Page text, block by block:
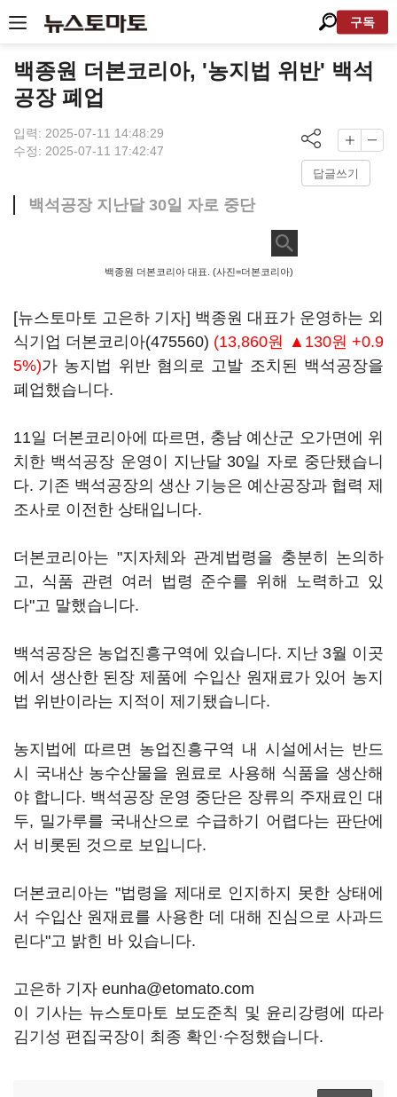
구독
백종원 더본코리아, '농지법 위반' 백석
공장 폐업
입력: 2025-07-11 14:48:29
수정: 2025-07-11 17:42:47
답글쓰기
백석공장 지난달 30일 자로 중단
백종원 더본코리아 대표. (사진=더본코리아)
[뉴스토마토 고은하 기자] 백종원 대표가 운영하는 외
식기업 더본코리아(475560) (13,860원 ▲130원 +0.9
5%)가 농지법 위반 혐의로 고발 조치된 백석공장을
폐업했습니다.
11일 더본코리아에 따르면, 충남 예산군 오가면에 위
치한 백석공장 운영이 지난달 30일 자로 중단됐습니
다. 기존 백석공장의 생산 기능은 예산공장과 협력 제
조사로 이전한 상태입니다.
더본코리아는 "지자체와 관계법령을 충분히 논의하
고, 식품 관련 여러 법령 준수를 위해 노력하고 있
다"고 말했습니다.
백석공장은 농업진흥구역에 있습니다. 지난 3월 이곳
에서 생산한 된장 제품에 수입산 원재료가 있어 농지
법 위반이라는 지적이 제기됐습니다.
농지법에 따르면 농업진흥구역 내 시설에서는 반드
시 국내산 농수산물을 원료로 사용해 식품을 생산해
야 합니다. 백석공장 운영 중단은 장류의 주재료인 대
두, 밀가루를 국내산으로 수급하기 어렵다는 판단에
서 비롯된 것으로 보입니다.
더본코리아는 "법령을 제대로 인지하지 못한 상태에
서 수입산 원재료를 사용한 데 대해 진심으로 사과드
린다"고 밝힌 바 있습니다.
고은하 기자 eunha@etomato.com
이 기사는 뉴스토마토 보도준칙 및 윤리강령에 따라
김기성 편집국장이 최종 확인·수정했습니다.